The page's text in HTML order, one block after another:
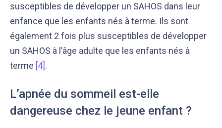
susceptibles de développer un SAHOS dans leur
enfance que les enfants nés à terme. Ils sont
également 2 fois plus susceptibles de développer
un SAHOS à l’âge adulte que les enfants nés à
terme [4].
L’apnée du sommeil est-elle
dangereuse chez le jeune enfant ?